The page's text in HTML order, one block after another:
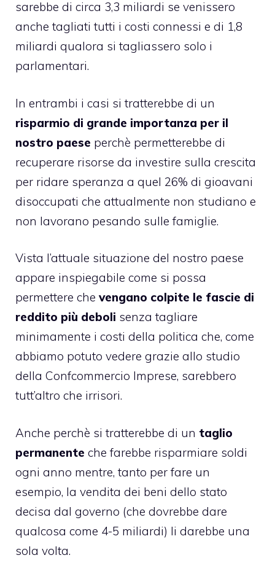
sarebbe di circa 3,3 miliardi se venissero
anche tagliati tutti i costi connessi e di 1,8
miliardi qualora si tagliassero solo i
parlamentari.
In entrambi i casi si tratterebbe di un
risparmio di grande importanza per il
nostro paese perchè permetterebbe di
recuperare risorse da investire sulla crescita
per ridare speranza a quel 26% di gioavani
disoccupati che attualmente non studiano e
non lavorano pesando sulle famiglie.
Vista l’attuale situazione del nostro paese
appare inspiegabile come si possa
permettere che vengano colpite le fascie di
reddito più deboli senza tagliare
minimamente i costi della politica che, come
abbiamo potuto vedere grazie allo studio
della Confcommercio Imprese, sarebbero
tutt’altro che irrisori.
Anche perchè si tratterebbe di un taglio
permanente che farebbe risparmiare soldi
ogni anno mentre, tanto per fare un
esempio, la vendita dei beni dello stato
decisa dal governo (che dovrebbe dare
qualcosa come 4-5 miliardi) li darebbe una
sola volta.